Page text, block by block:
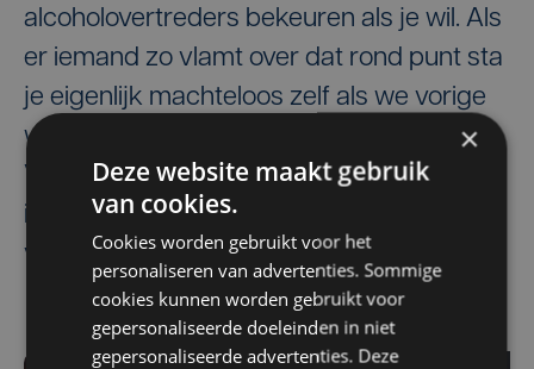
alcoholovertreders bekeuren als je wil. Als
er iemand zo vlamt over dat rond punt sta
je eigenlijk machteloos zelf als we vorige
week nog gesprekken met Wegen en
Verkeer hebben gehad om de
infrastructuur ook in de toekomst nog te
verbeteren."
×
Deze website maakt gebruik
van cookies.
Cookies worden gebruikt voor het
personaliseren van advertenties. Sommige
cookies kunnen worden gebruikt voor
gepersonaliseerde doeleinden in niet
gepersonaliseerde advertenties. Deze